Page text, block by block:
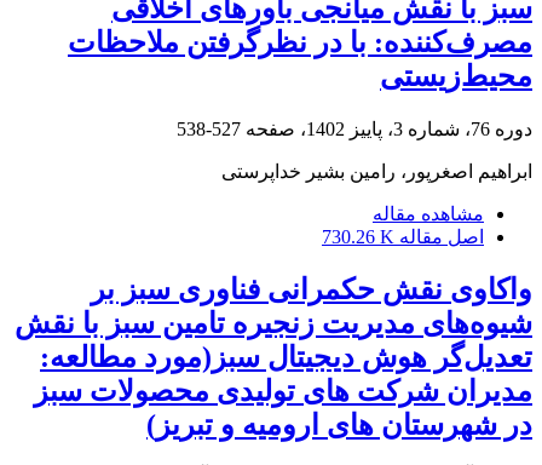
سبز با نقش میانجی باورهای اخلاقی
مصرف‌کننده: با در نظرگرفتن ملاحظات
محیط‌زیستی
دوره 76، شماره 3، پاییز 1402، صفحه 527-538
ابراهیم اصغرپور، رامین بشیر خداپرستی
مشاهده مقاله
اصل مقاله 730.26 K
واکاوی نقش حکمرانی فناوری سبز بر
شیوه‌های مدیریت زنجیره تامین سبز با نقش
تعدیل‌گر هوش دیجیتال سبز(مورد مطالعه:
مدیران شرکت های تولیدی محصولات سبز
در شهرستان های ارومیه و تبریز)